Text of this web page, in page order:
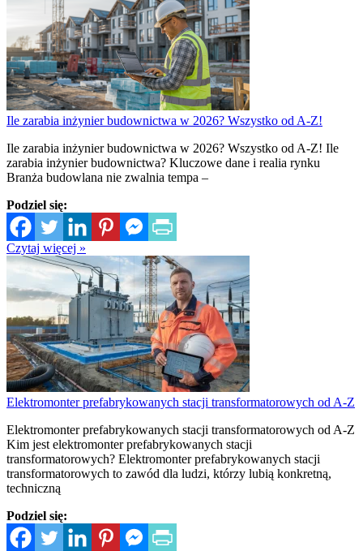
Ile zarabia inżynier budownictwa w 2026? Wszystko od A-Z!
Ile zarabia inżynier budownictwa w 2026? Wszystko od A-Z! Ile
zarabia inżynier budownictwa? Kluczowe dane i realia rynku
Branża budowlana nie zwalnia tempa –
Podziel się:
Czytaj więcej »
Elektromonter prefabrykowanych stacji transformatorowych od A-Z
Elektromonter prefabrykowanych stacji transformatorowych od A-Z
Kim jest elektromonter prefabrykowanych stacji
transformatorowych? Elektromonter prefabrykowanych stacji
transformatorowych to zawód dla ludzi, którzy lubią konkretną,
techniczną
Podziel się: